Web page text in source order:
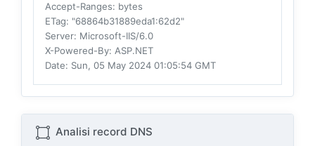
Accept-Ranges: bytes
ETag: "68864b31889eda1:62d2"
Server: Microsoft-IIS/6.0
X-Powered-By: ASP.NET
Date: Sun, 05 May 2024 01:05:54 GMT
Analisi record DNS